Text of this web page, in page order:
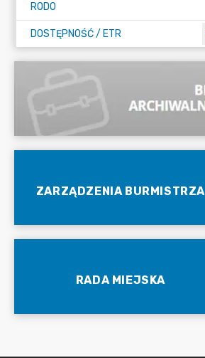
RODO
DOSTĘPNOŚĆ / ETR
ZARZĄDZENIA BURMISTRZA
RADA MIEJSKA